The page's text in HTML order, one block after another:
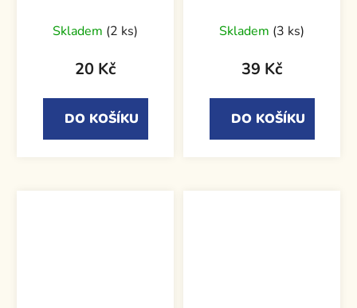
Skladem (2 ks)
20 Kč
DO KOŠÍKU
Skladem (3 ks)
39 Kč
DO KOŠÍKU